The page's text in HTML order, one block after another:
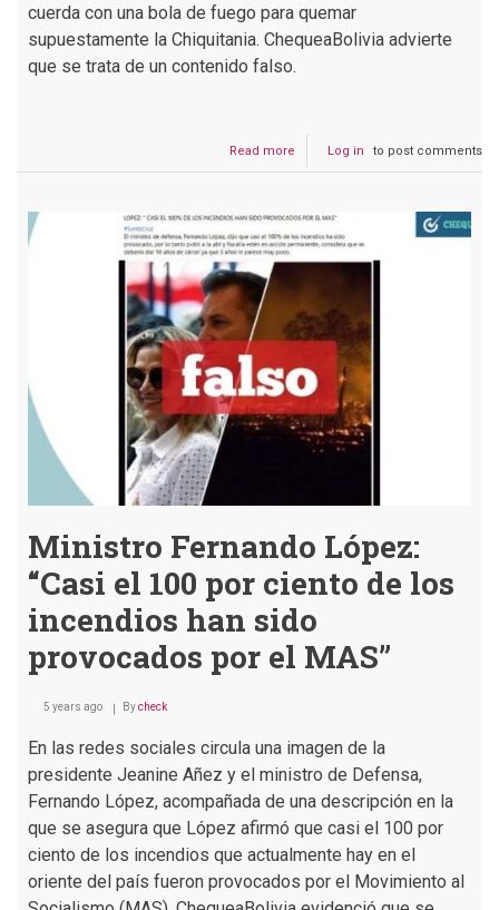
cuerda con una bola de fuego para quemar
supuestamente la Chiquitania. ChequeaBolivia advierte
que se trata de un contenido falso.
Read more
Video
pastizales
con
no
pertenece
Bolivia
Log in to post comments
Ministro Fernando López:
“Casi el 100 por ciento de los
incendios han sido
provocados por el MAS”
5 years ago Bycheck
En las redes sociales circula una imagen de la
presidente Jeanine Añez y el ministro de Defensa,
Fernando López, acompañada de una descripción en la
que se asegura que López afirmó que casi el 100 por
ciento de los incendios que actualmente hay en el
oriente del país fueron provocados por el Movimiento al